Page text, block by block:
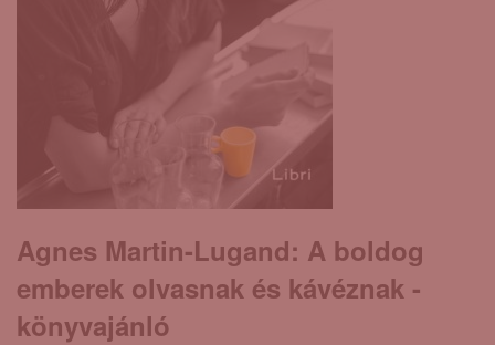
Agnes Martin-Lugand: A boldog
emberek olvasnak és kávéznak -
könyvajánló